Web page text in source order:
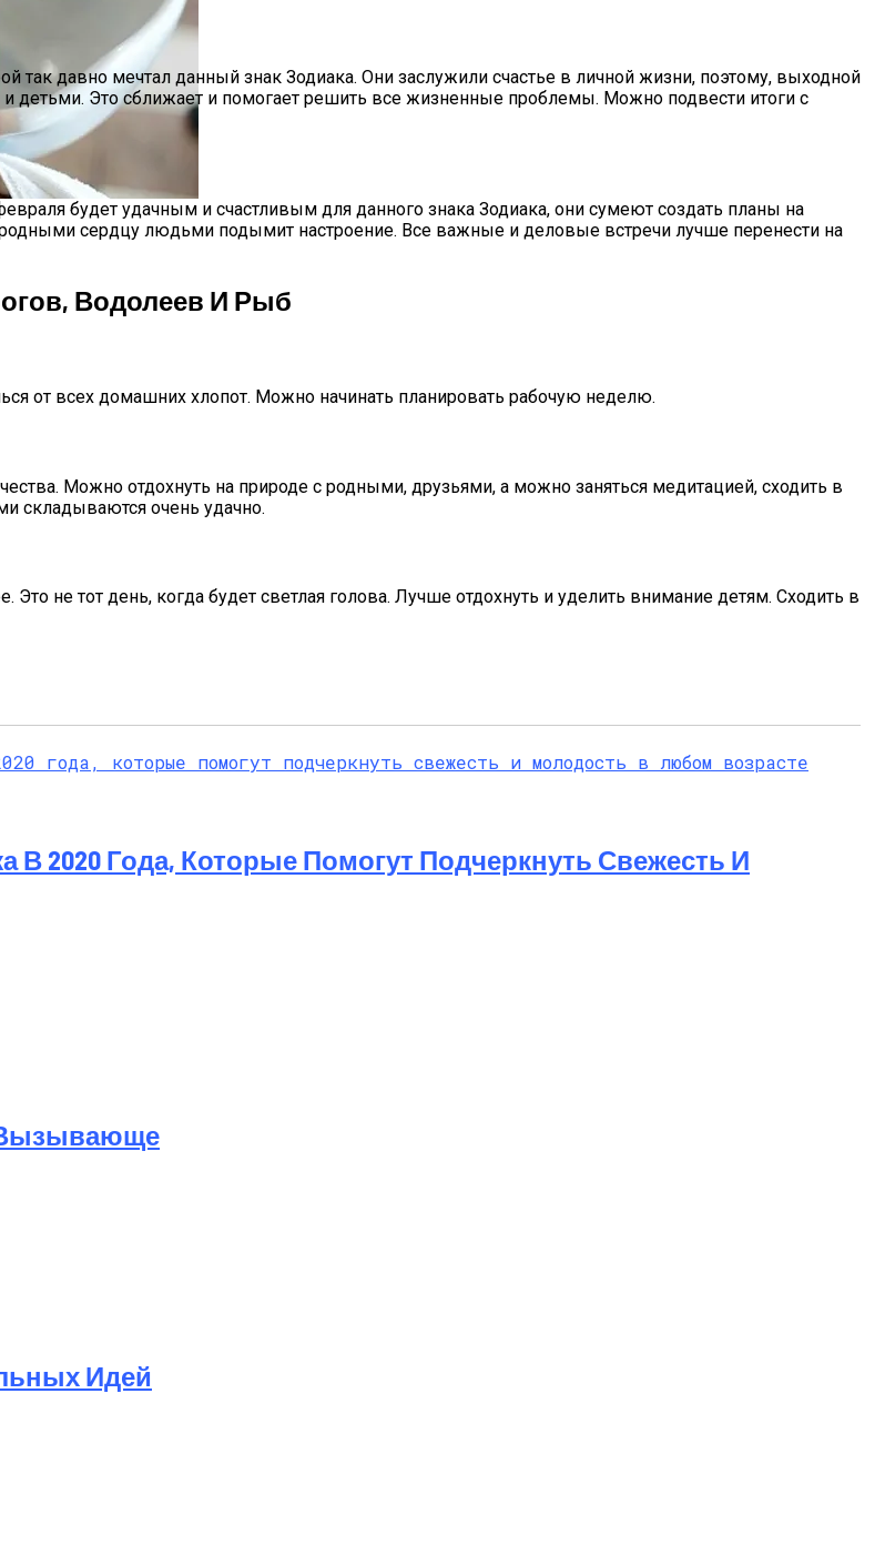
Года
так давно мечтал данный знак Зодиака. Они заслужили счастье в личной жизни, поэтому, выходной
Это сближает и помогает решить все жизненные проблемы. Можно подвести итоги с
будет удачным и счастливым для данного знака Зодиака, они сумеют создать планы на
сердцу людьми подымит настроение. Все важные и деловые встречи лучше перенести на
Водолеев И Рыб
от всех домашних хлопот. Можно начинать планировать рабочую неделю.
Можно отдохнуть на природе с родными, друзьями, а можно заняться медитацией, сходить в
складываются очень удачно.
не тот день, когда будет светлая голова. Лучше отдохнуть и уделить внимание детям. Сходить в
2020 Года, Которые Помогут Подчеркнуть Свежесть И
Вызывающе
Идей